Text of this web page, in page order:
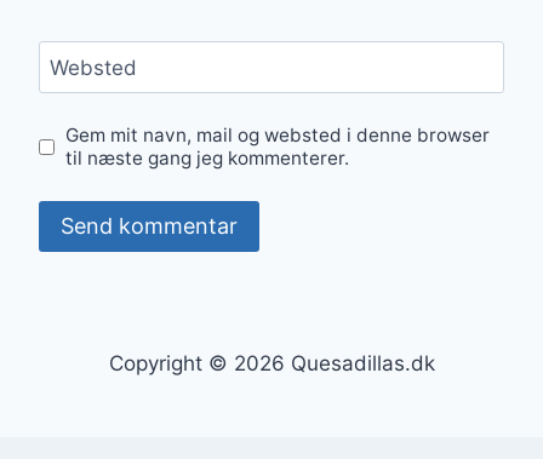
Websted
Gem mit navn, mail og websted i denne browser
til næste gang jeg kommenterer.
Copyright © 2026 Quesadillas.dk